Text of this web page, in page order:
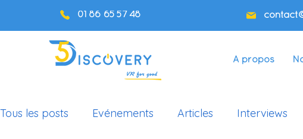
01 86 65 57 48
A propos
Tous les posts Evénements Articles Interviews